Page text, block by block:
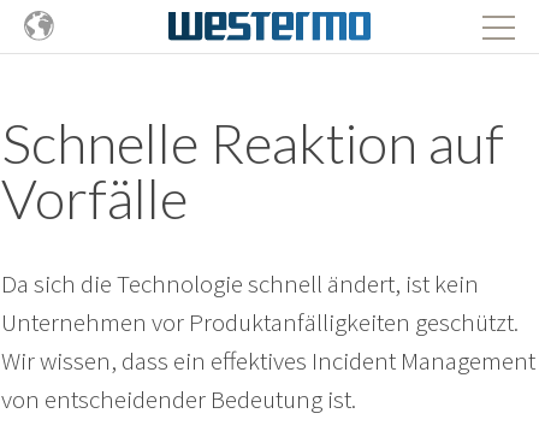
Schnelle Reaktion auf
Vorfälle
Da sich die Technologie schnell ändert, ist kein
Unternehmen vor Produktanfälligkeiten geschützt.
Wir wissen, dass ein effektives Incident Management
von entscheidender Bedeutung ist.